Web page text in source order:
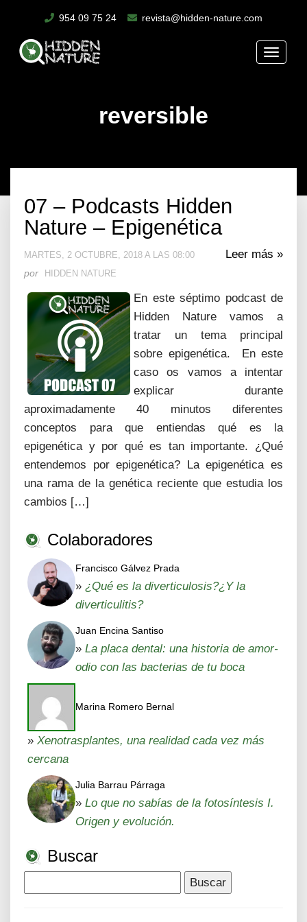
954 09 75 24 revista@hidden-nature.com
Toggle
reversible
07 – Podcasts Hidden
Nature – Epigenética
Leer más »
MARTES, 2 OCTUBRE, 2018 A LAS 08:00
por HIDDEN NATURE
En este séptimo podcast de
Hidden Nature vamos a
tratar un tema principal
sobre epigenética. En este
caso os vamos a intentar
explicar durante
aproximadamente 40 minutos diferentes
conceptos para que entiendas qué es la
epigenética y por qué es tan importante. ¿Qué
entendemos por epigenética? La epigenética es
una rama de la genética reciente que estudia los
cambios […]
Colaboradores
Francisco Gálvez Prada
» ¿Qué es la diverticulosis?¿Y la
diverticulitis?
Juan Encina Santiso
» La placa dental: una historia de amor-
odio con las bacterias de tu boca
Marina Romero Bernal
» Xenotrasplantes, una realidad cada vez más
cercana
Julia Barrau Párraga
» Lo que no sabías de la fotosíntesis I.
Origen y evolución.
Buscar